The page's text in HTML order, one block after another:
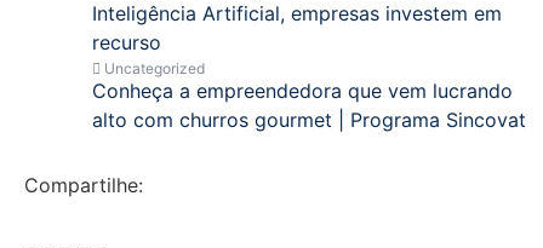
Inteligência Artificial, empresas investem em
recurso
Uncategorized
Conheça a empreendedora que vem lucrando
alto com churros gourmet | Programa Sincovat
Compartilhe: